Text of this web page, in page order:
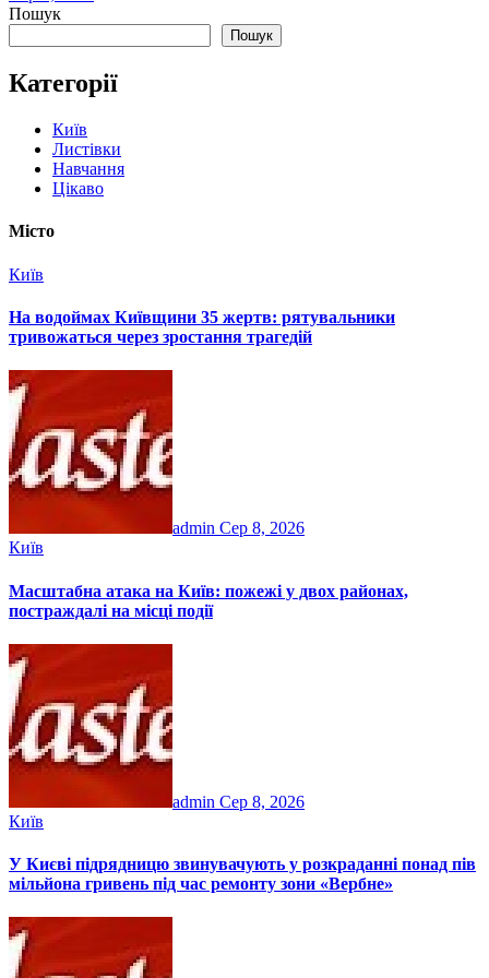
Пошук
Пошук
Категорії
Київ
Листівки
Навчання
Цікаво
Місто
Київ
На водоймах Київщини 35 жертв: рятувальники
тривожаться через зростання трагедій
admin Сер 8, 2026
Київ
Масштабна атака на Київ: пожежі у двох районах,
постраждалі на місці події
admin Сер 8, 2026
Київ
У Києві підрядницю звинувачують у розкраданні понад пів
мільйона гривень під час ремонту зони «Вербне»